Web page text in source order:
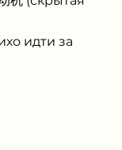
идти за